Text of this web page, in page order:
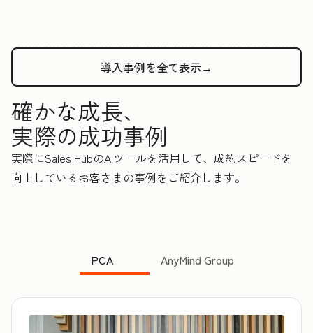
導入事例を全て表示→
確かな成長、
実際の成功事例
実際にSales HubのAIツールを活用して、成約スピードを
向上しているお客さまの事例をご紹介します。
PCA AnyMind Group